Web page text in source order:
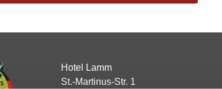
Hotel Lamm
St.-Martinus-Str. 1